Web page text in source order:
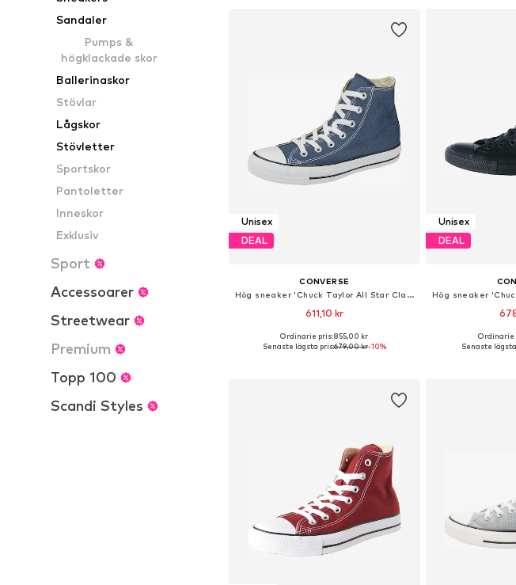
Sandaler
Pumps &
högklackade skor
Ballerinaskor
Stövlar
Lågskor
Stövletter
Sportskor
Pantoletter
Inneskor
Exklusiv
Sport
Accessoarer
Streetwear
Premium
Topp 100
Scandi Styles
Unisex
DEAL
CONVERSE
Hög sneaker 'Chuck Taylor All Star Classic'
611,10 kr
+4
Tillgänglig i många storlekar
Ordinarie pris: 855,00 kr
Senaste lägsta pris:679,00 kr-10%
Unisex
DEAL
Tillgänglig i
Ordinarie
Senaste